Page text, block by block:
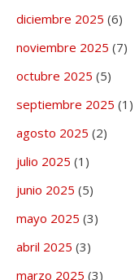
diciembre 2025 (6)
noviembre 2025 (7)
octubre 2025 (5)
septiembre 2025 (1)
agosto 2025 (2)
julio 2025 (1)
junio 2025 (5)
mayo 2025 (3)
abril 2025 (3)
marzo 2025 (3)